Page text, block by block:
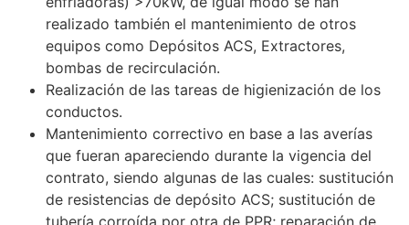
realizado también el mantenimiento de otros
equipos como Depósitos ACS, Extractores,
bombas de recirculación.
Realización de las tareas de higienización de los
conductos.
Mantenimiento correctivo en base a las averías
que fueran apareciendo durante la vigencia del
contrato, siendo algunas de las cuales: sustitución
de resistencias de depósito ACS; sustitución de
tubería corroída por otra de PPR; reparación de